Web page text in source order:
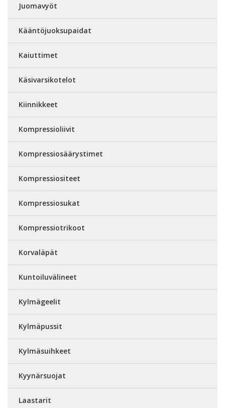
Juomavyöt
Kääntöjuoksupaidat
Kaiuttimet
Käsivarsikotelot
Kiinnikkeet
Kompressioliivit
Kompressiosäärystimet
Kompressiositeet
Kompressiosukat
Kompressiotrikoot
Korvaläpät
Kuntoiluvälineet
Kylmägeelit
Kylmäpussit
Kylmäsuihkeet
Kyynärsuojat
Laastarit